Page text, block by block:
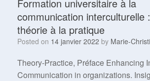
Formation universitaire à la
communication interculturelle
théorie à la pratique
Posted on 14 janvier 2022 by Marie-
Theory-Practice, Préface Enhancing
Communication in organizations.